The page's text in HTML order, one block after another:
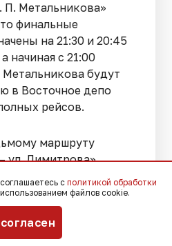
П. Метальникова»
финальные
на 21:30 и 20:45
начиная с 21:00
будут
в Восточное депо
рейсов.
маршруту
ул. Димитрова»
от депо в
в 22:31,
трамваи
депо по улице
привычный заезд
с политикой обработки
использованием файлов cookie.